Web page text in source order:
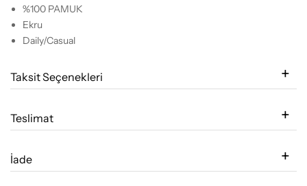
%100 PAMUK
Ekru
Daily/Casual
Taksit Seçenekleri
Teslimat
İade